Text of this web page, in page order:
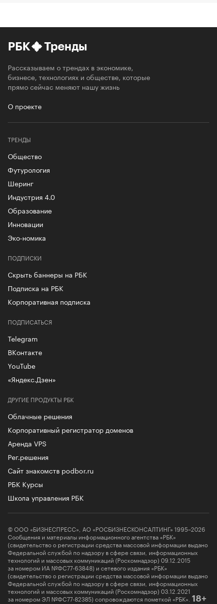
РБК Тренды
Рассказываем о трендах в экономике,
бизнесе, технологиях и обществе, которые
прямо сейчас меняют нашу жизнь
О проекте
ТРЕНДЫ
Общество
Футурология
Шеринг
Индустрия 4.0
Образование
Инновации
Эко-номика
ПОДПИСКИ
Скрыть баннеры на РБК
Подписка на РБК
Корпоративная подписка
ДРУГИЕ ПРОДУКТЫ РБК
Облачные решения
Корпоративный регистратор доменов
Аренда VPS
Рег.решения
Сайт знакомств podbor.ru
РБК Курсы
Школа управления РБК
ПОДПИСАТЬСЯ
Telegram
ВКонтакте
YouTube
«Яндекс.Дзен»
© ООО «БИЗНЕСПРЕСС», АО «РОСБИЗНЕСКОНСАЛТИНГ» 1995–2026
Сообщения и материалы информационного агентства «РБК»
(свидетельство о регистрации средства массовой информации выдано
Федеральной службой по надзору в сфере связи, информационных
технологий и массовых коммуникаций (Роскомнадзор) 09.12.2015
за номером ИА №ФС77-63848) и сетевого издания «РБК»
(свидетельство о регистрации средства массовой информации выдано
Федеральной службой по надзору в сфере связи, информационных
технологий и массовых коммуникаций (Роскомнадзор) 03.12.2021
за номером ЭЛ №ФС77-82385) сопровождаются пометкой «РБК». 18+